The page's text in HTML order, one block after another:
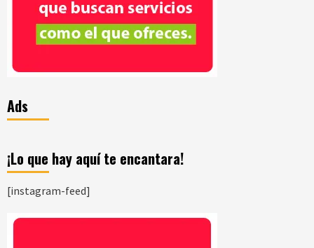
Ads
¡Lo que hay aquí te encantara!
[instagram-feed]